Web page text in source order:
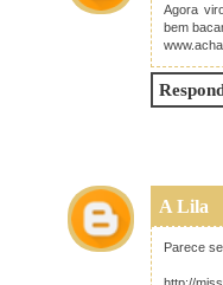
Agora
bem
A Lila
Parece